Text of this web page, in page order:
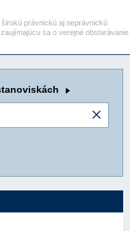
širokú právnickú aj neprávnickú
sa o verejné obstarávanie